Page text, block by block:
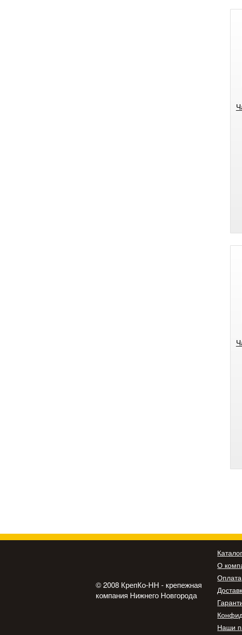
© 2008 КрепКо-НН - крепежная
компания Нижнего Новгорода
Каталог
О
Оплата
Наши